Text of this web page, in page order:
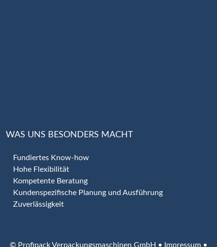
WAS UNS BESONDERS MACHT
Fundiertes Know-how
Hohe Flexibilität
Kompetente Beratung
Kundenspezifische Planung und Ausführung
Zuverlässigkeit
© Profipack Verpackungsmaschinen GmbH • Impressum •